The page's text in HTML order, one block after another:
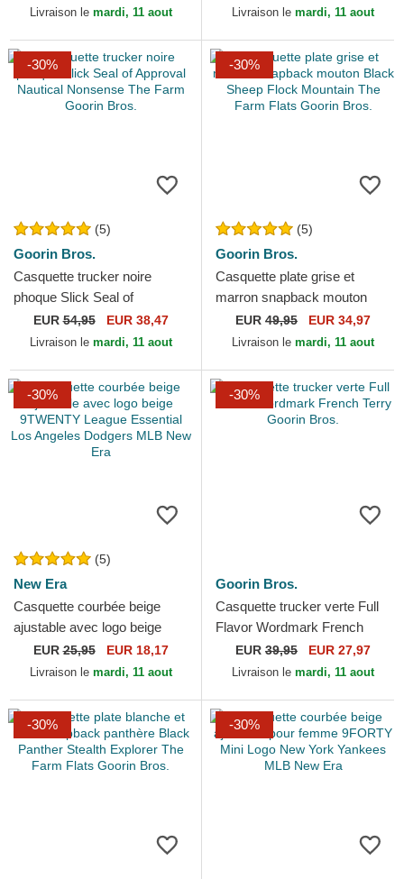
MLB New Era
Livraison le mardi, 11 aout
Premium Goorin Bros.
Livraison le mardi, 11 aout
-30%
(5)
Goorin Bros.
Casquette trucker noire
phoque Slick Seal of
Approval Nautical Nonsense
The Farm Goorin Bros.
EUR54,95 EUR 38,47
Livraison le mardi, 11 aout
-30%
(5)
Goorin Bros.
Casquette plate grise et
marron snapback mouton
Black Sheep Flock Mountain
The Farm Flats Goorin...
EUR 49,95 EUR 34,97
Livraison le mardi, 11 aout
-30%
(5)
New Era
Casquette courbée beige
ajustable avec logo beige
9TWENTY League Essential
Los Angeles Dodgers...
EUR25,95 EUR 18,17
Livraison le mardi, 11 aout
-30%
Goorin Bros.
Casquette trucker verte Full
Flavor Wordmark French
Terry Goorin Bros.
EUR 39,95 EUR 27,97
Livraison le mardi, 11 aout
-30% -30%